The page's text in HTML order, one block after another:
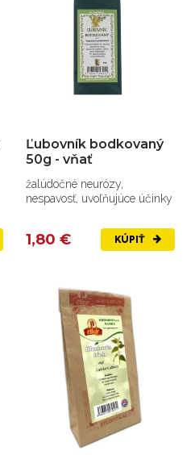
Ľubovník bodkovaný
50g - vňať
žalúdočné neurózy,
nespavosť, uvoľňujúce účinky
1,80 € KÚPIŤ